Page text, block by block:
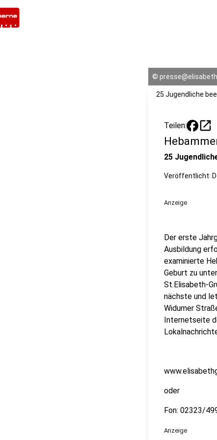
©
25 Jugendliche
Teilen: open_in_new
25
Veröffentlicht:
Anzeige
Der erste
Ausbildung
examinierte
Geburt zu
St.Elisabeth-
nächste und
Widumer
Internetseite
oder
Fon: 02323/
Anzeige